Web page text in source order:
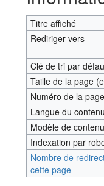
Titre affiché
Rediriger vers
Clé de tri par
Taille de la page
Numéro de la page
Langue du
Modèle de
Indexation par
Nombre de
cette page